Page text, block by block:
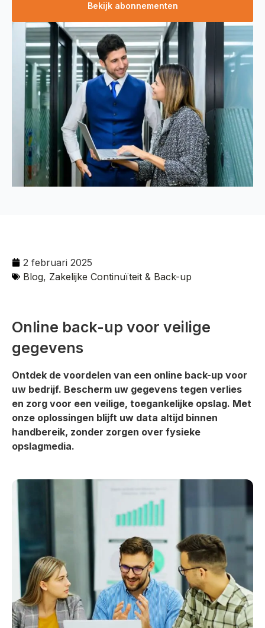
Bekijk abonnementen
2 februari 2025
Blog, Zakelijke Continuïteit & Back-up
Online back-up voor veilige
gegevens
Ontdek de voordelen van een online back-up voor
uw bedrijf. Bescherm uw gegevens tegen verlies
en zorg voor een veilige, toegankelijke opslag. Met
onze oplossingen blijft uw data altijd binnen
handbereik, zonder zorgen over fysieke
opslagmedia.